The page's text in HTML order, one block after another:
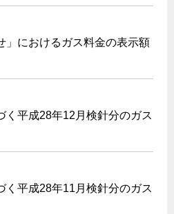
鳴ったとき
予防方法
応するエコジョーズ
化住宅の比較
る
ン
企業情報
」におけるガス料金の表示額
く平成28年12月検針分のガス
く平成28年11月検針分のガス